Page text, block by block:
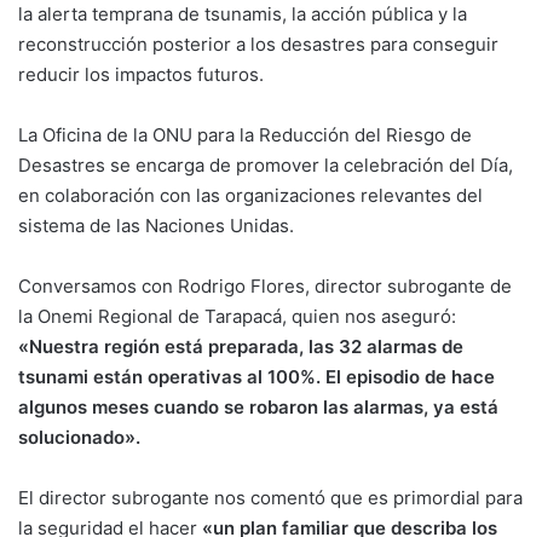
la alerta temprana de tsunamis, la acción pública y la
reconstrucción posterior a los desastres para conseguir
reducir los impactos futuros.
La Oficina de la ONU para la Reducción del Riesgo de
Desastres se encarga de promover la celebración del Día,
en colaboración con las organizaciones relevantes del
sistema de las Naciones Unidas.
Conversamos con Rodrigo Flores, director subrogante de
la Onemi Regional de Tarapacá, quien nos aseguró:
«Nuestra región está preparada, las 32 alarmas de
tsunami están operativas al 100%. El episodio de hace
algunos meses cuando se robaron las alarmas, ya está
solucionado».
El director subrogante nos comentó que es primordial para
la seguridad el hacer «un plan familiar que describa los